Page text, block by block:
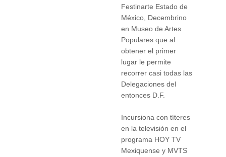
Festinarte Estado de
México, Decembrino
en Museo de Artes
Populares que al
obtener el primer
lugar le permite
recorrer casi todas las
Delegaciones del
entonces D.F.
Incursiona con títeres
en la televisión en el
programa HOY TV
Mexiquense y MVTS